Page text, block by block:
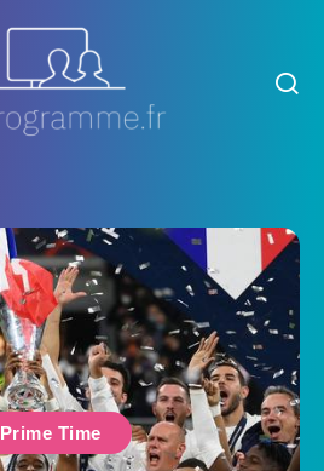
Time